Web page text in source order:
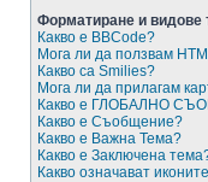
Форматиране и видове
Какво е BBCode?
Мога ли да ползвам
Какво са Smilies?
Мога ли да прилагам
Какво е ГЛОБАЛНО
Какво е Съобщение?
Какво е Важна Тема?
Какво е Заключена
Какво означават